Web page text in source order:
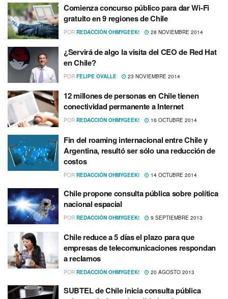
Comienza concurso público para dar Wi-Fi
gratuito en 9 regiones de Chile
POR REDACCIÓN OHMYGEEK! 28 NOVIEMBRE 2014
¿Servirá de algo la visita del CEO de Red Hat
en Chile?
POR FELIPE OVALLE 23 NOVIEMBRE 2014
12 millones de personas en Chile tienen
conectividad permanente a Internet
POR REDACCIÓN OHMYGEEK! 16 OCTUBRE 2014
Fin del roaming internacional entre Chile y
Argentina, resultó ser sólo una reducción de
costos
POR REDACCIÓN OHMYGEEK! 14 OCTUBRE 2014
Chile propone consulta pública sobre polí­tica
nacional espacial
POR REDACCIÓN OHMYGEEK! 9 SEPTIEMBRE 2013
Chile reduce a 5 dí­as el plazo para que
empresas de telecomunicaciones respondan
a reclamos
POR REDACCIÓN OHMYGEEK! 20 AGOSTO 2013
SUBTEL de Chile inicia consulta pública